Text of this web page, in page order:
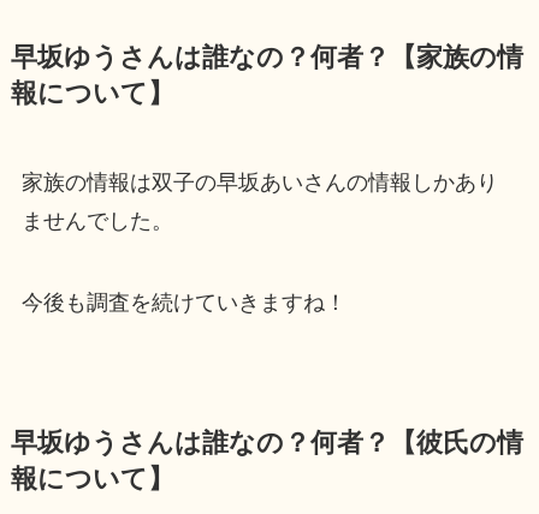
早坂ゆうさんは誰なの？何者？【家族の情
報について】
家族の情報は双子の早坂あいさんの情報しかあり
ませんでした。
今後も調査を続けていきますね！
早坂ゆうさんは誰なの？何者？【彼氏の情
報について】